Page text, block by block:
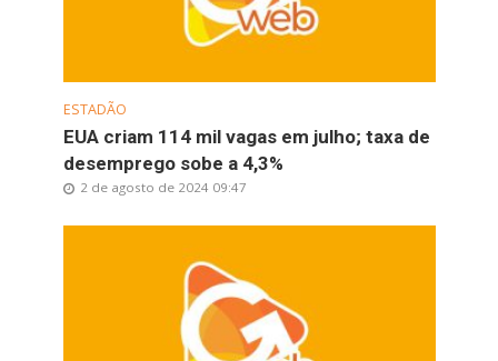
ESTADÃO
EUA criam 114 mil vagas em julho; taxa de
desemprego sobe a 4,3%
2 de agosto de 2024 09:47